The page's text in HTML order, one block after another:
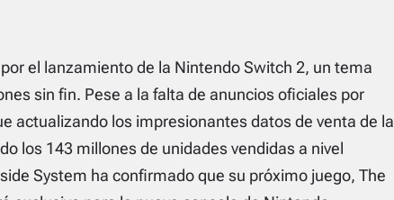
el lanzamiento de la Nintendo Switch 2, un tema
sin fin. Pese a la falta de anuncios oficiales por
actualizando los impresionantes datos de venta de la
los 143 millones de unidades vendidas a nivel
System ha confirmado que su próximo juego, The